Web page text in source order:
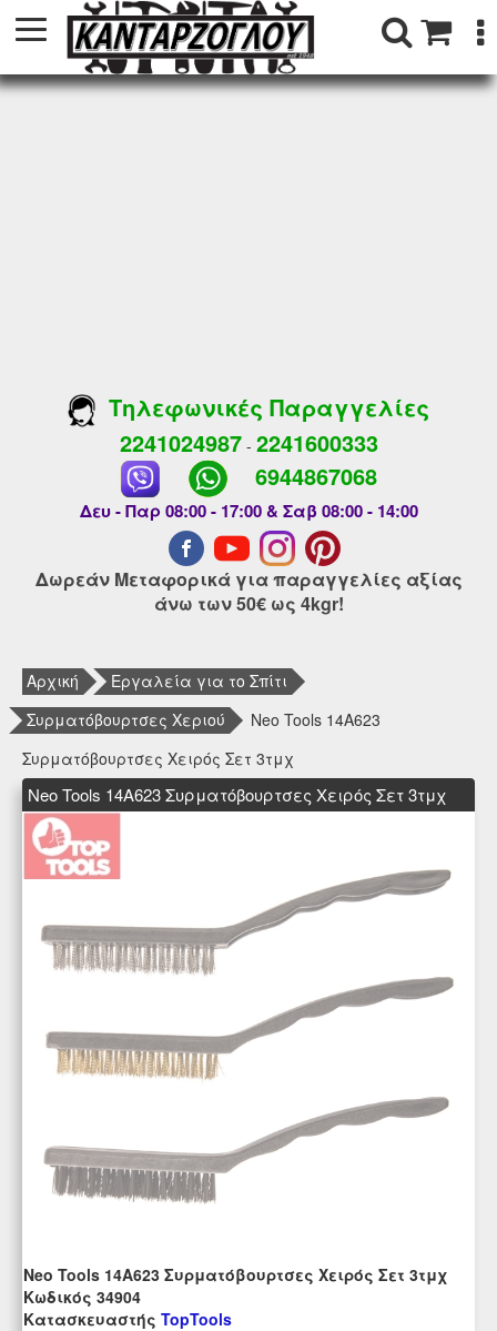
Τηλεφωνικές Παραγγελίες
2241024987- 2241600333
6944867068
Δευ - Παρ 08:00 - 17:00 & Σαβ 08:00 - 14:00
Δωρεάν Μεταφορικά για παραγγελίες αξίας
άνω των 50€ ως 4kgr!
Αρχική
Εργαλεία για το Σπίτι
Συρματόβουρτσες Χεριού
Neo Tools 14A623
Συρματόβουρτσες Χειρός Σετ 3τμχ
Neo Tools 14A623 Συρματόβουρτσες Χειρός Σετ 3τμχ
Neo Tools 14A623 Συρματόβουρτσες Χειρός Σετ 3τμχ
Kωδικός 34904
Κατασκευαστής TopTools